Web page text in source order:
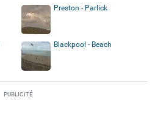
Preston - Parlick
Blackpool - Beach
PUBLICITÉ